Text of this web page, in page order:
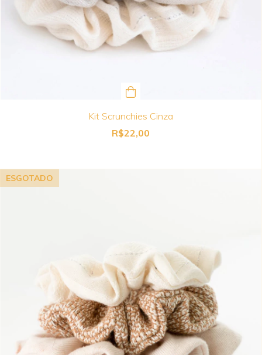
Kit Scrunchies Cinza
R$22,00
ESGOTADO